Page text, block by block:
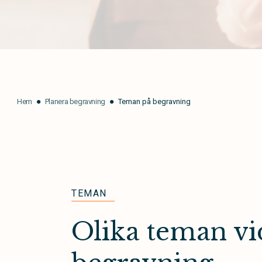
Hem Planera begravning Teman på begravning
TEMAN
Olika teman